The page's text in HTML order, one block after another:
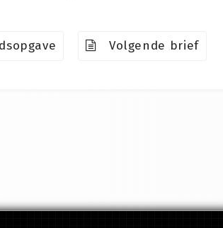
Volgende brief